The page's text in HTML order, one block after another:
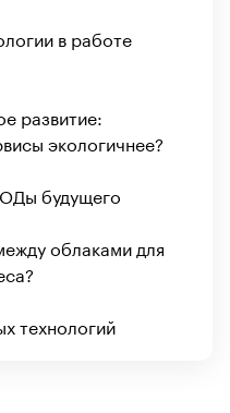
в работе
развитие:
экологичнее?
будущего
облаками для
технологий